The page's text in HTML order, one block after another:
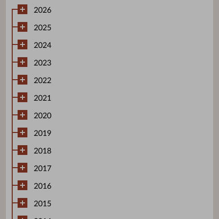
2026
2025
2024
2023
2022
2021
2020
2019
2018
2017
2016
2015